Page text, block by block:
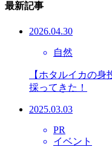
最新記事
2026.04.30
自然
【ホタルイカの
採ってきた！
2025.03.03
PR
イベント